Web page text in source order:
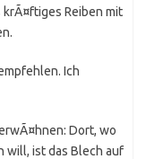
krÃ¤ftiges Reiben mit
Ich
Dort, wo
will, ist das Blech auf